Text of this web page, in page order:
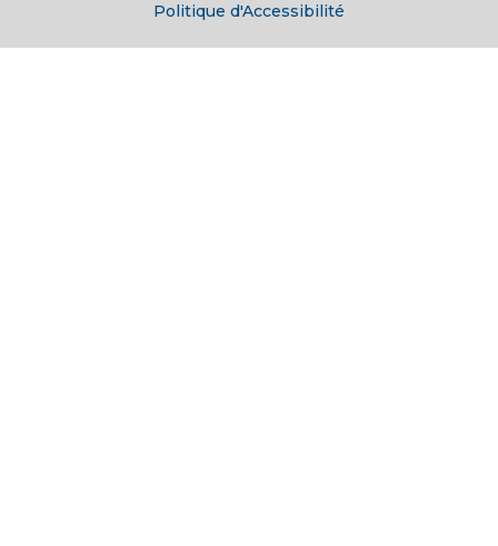
Politique d'Accessibilité